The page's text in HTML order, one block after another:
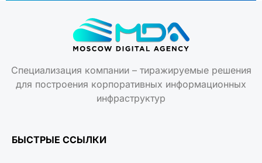
Специализация компании – тиражируемые решения
для построения корпоративных информационных
инфраструктур
БЫСТРЫЕ ССЫЛКИ